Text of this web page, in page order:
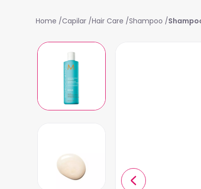
Capilar Hair Care Shampoo